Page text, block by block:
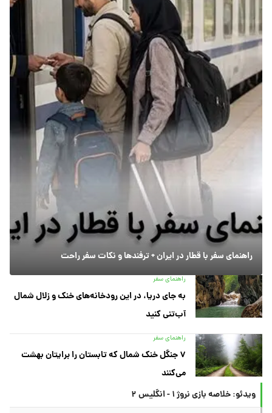
راهنمای سفر با قطار در ایران + ترفندها و نکات سفر راحت
راهنمای سفر
به جای دریا، در این رودخانه‌های خنک و زلال شمال
آب‌تنی کنید
راهنمای سفر
۷ جنگل خنک شمال که تابستان را برایتان بهشت
می‌کنند
ویدئو: خلاصه بازی نروژ ۱ - انگلیس ۲